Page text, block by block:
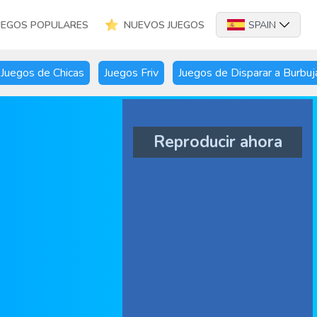
POPULARES NUEVOS JUEGOS SPAIN
Juegos de Chicas Juegos Friv Juegos de Disparar a
Reproducir ahora